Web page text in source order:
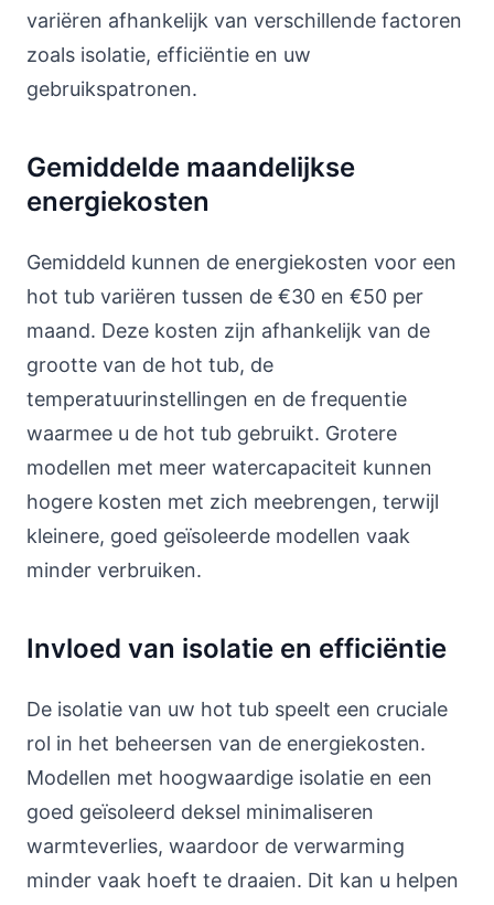
variëren afhankelijk van verschillende factoren
zoals isolatie, efficiëntie en uw
gebruikspatronen.
Gemiddelde maandelijkse
energiekosten
Gemiddeld kunnen de energiekosten voor een
hot tub variëren tussen de €30 en €50 per
maand. Deze kosten zijn afhankelijk van de
grootte van de hot tub, de
temperatuurinstellingen en de frequentie
waarmee u de hot tub gebruikt. Grotere
modellen met meer watercapaciteit kunnen
hogere kosten met zich meebrengen, terwijl
kleinere, goed geïsoleerde modellen vaak
minder verbruiken.
Invloed van isolatie en efficiëntie
De isolatie van uw hot tub speelt een cruciale
rol in het beheersen van de energiekosten.
Modellen met hoogwaardige isolatie en een
goed geïsoleerd deksel minimaliseren
warmteverlies, waardoor de verwarming
minder vaak hoeft te draaien. Dit kan u helpen